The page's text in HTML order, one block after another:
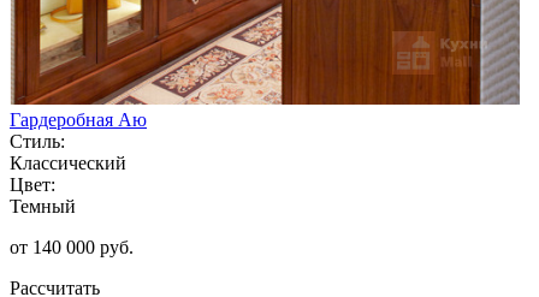
Гардеробная Аю
Стиль:
Классический
Цвет:
Темный
от 140 000 руб.
Рассчитать